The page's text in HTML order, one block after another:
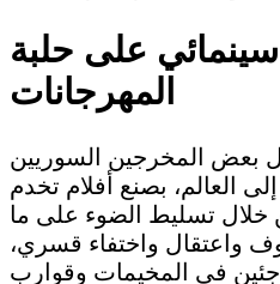
على حلبة
المهرجانات
بعض المخرجين السوريين
العالم، بصنع أفلام تخدم
خلال تسليط الضوء على ما
واعتقال واختفاء قسري،
في المخيمات وقوارب